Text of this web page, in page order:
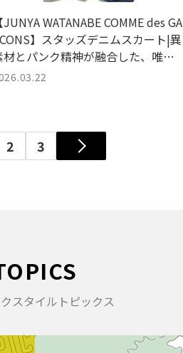
【JUNYA WATANABE COMME des GA
】スタッズデニムスカート|異
材とパンク精神が融合した、唯一
二のモードアイテム
2 3
スタイルトピックス